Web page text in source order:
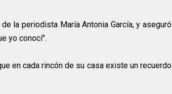
la periodista María Antonia García, y aseguró
yo conocí".
en cada rincón de su casa existe un recuerdo